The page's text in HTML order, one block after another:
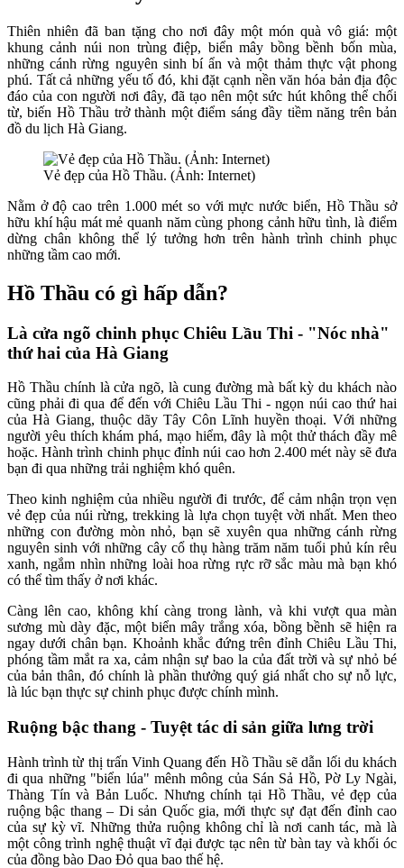
Thiên nhiên đã ban tặng cho nơi đây một món quà vô giá: một
khung cảnh núi non trùng điệp, biển mây bồng bềnh bốn mùa,
những cánh rừng nguyên sinh bí ẩn và một thảm thực vật phong
phú. Tất cả những yếu tố đó, khi đặt cạnh nền văn hóa bản địa độc
đáo của con người nơi đây, đã tạo nên một sức hút không thể chối
từ, biến Hồ Thầu trở thành một điểm sáng đầy tiềm năng trên bản
đồ du lịch Hà Giang.
Vẻ đẹp của Hồ Thầu. (Ảnh: Internet)
Nằm ở độ cao trên 1.000 mét so với mực nước biển, Hồ Thầu sở
hữu khí hậu mát mẻ quanh năm cùng phong cảnh hữu tình, là điểm
dừng chân không thể lý tưởng hơn trên hành trình chinh phục
những tầm cao mới.
Hồ Thầu có gì hấp dẫn?
Là cửa ngõ chinh phục Chiêu Lầu Thi - "Nóc nhà"
thứ hai của Hà Giang
Hồ Thầu chính là cửa ngõ, là cung đường mà bất kỳ du khách nào
cũng phải đi qua để đến với Chiêu Lầu Thi - ngọn núi cao thứ hai
của Hà Giang, thuộc dãy Tây Côn Lĩnh huyền thoại. Với những
người yêu thích khám phá, mạo hiểm, đây là một thử thách đầy mê
hoặc. Hành trình chinh phục đỉnh núi cao hơn 2.400 mét này sẽ đưa
bạn đi qua những trải nghiệm khó quên.
Theo kinh nghiệm của nhiều người đi trước, để cảm nhận trọn vẹn
vẻ đẹp của núi rừng, trekking là lựa chọn tuyệt vời nhất. Men theo
những con đường mòn nhỏ, bạn sẽ xuyên qua những cánh rừng
nguyên sinh với những cây cổ thụ hàng trăm năm tuổi phủ kín rêu
xanh, ngắm nhìn những loài hoa rừng rực rỡ sắc màu mà bạn khó
có thể tìm thấy ở nơi khác.
Càng lên cao, không khí càng trong lành, và khi vượt qua màn
sương mù dày đặc, một biển mây trắng xóa, bồng bềnh sẽ hiện ra
ngay dưới chân bạn. Khoảnh khắc đứng trên đỉnh Chiêu Lầu Thi,
phóng tầm mắt ra xa, cảm nhận sự bao la của đất trời và sự nhỏ bé
của bản thân, đó chính là phần thưởng quý giá nhất cho sự nỗ lực,
là lúc bạn thực sự chinh phục được chính mình.
Ruộng bậc thang - Tuyệt tác di sản giữa lưng trời
Hành trình từ thị trấn Vinh Quang đến Hồ Thầu sẽ dẫn lối du khách
đi qua những "biển lúa" mênh mông của Sán Sả Hồ, Pờ Ly Ngài,
Thàng Tín và Bản Luốc. Nhưng chính tại Hồ Thầu, vẻ đẹp của
ruộng bậc thang – Di sản Quốc gia, mới thực sự đạt đến đỉnh cao
của sự kỳ vĩ. Những thửa ruộng không chỉ là nơi canh tác, mà là
một công trình nghệ thuật vĩ đại được tạc nên từ bàn tay và khối óc
của đồng bào Dao Đỏ qua bao thế hệ.